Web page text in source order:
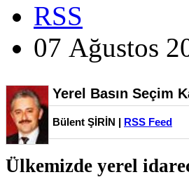
RSS
07 Ağustos
Yerel Basın Seçim
Bülent ŞİRİN | RSS Feed
Ülkemizde yerel